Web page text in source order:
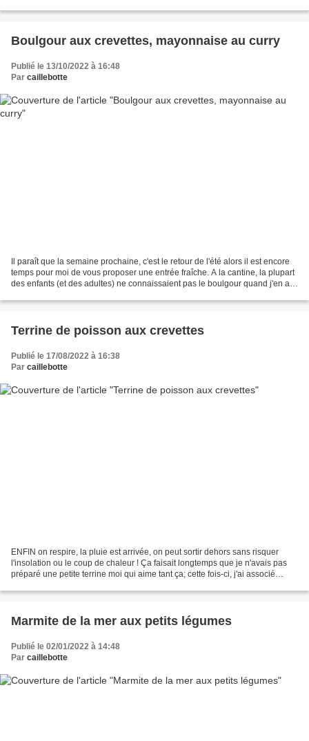
Boulgour aux crevettes, mayonnaise au curry
Publié le 13/10/2022 à 16:48
Par caillebotte
Il paraît que la semaine prochaine, c'est le retour de l'été alors il est encore
temps pour moi de vous proposer une entrée fraîche. A la cantine, la plupart
des enfants (et des adultes) ne connaissaient pas le boulgour quand j'en ai
Terrine de poisson aux crevettes
Publié le 17/08/2022 à 16:38
Par caillebotte
ENFIN on respire, la pluie est arrivée, on peut sortir dehors sans risquer
l'insolation ou le coup de chaleur ! Ça faisait longtemps que je n'avais pas
préparé une petite terrine moi qui aime tant ça; cette fois-ci, j'ai associé
Marmite de la mer aux petits légumes
Publié le 02/01/2022 à 14:48
Par caillebotte